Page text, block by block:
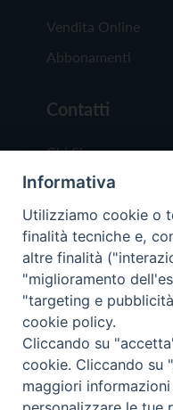
Vendita Online
Abbonamenti
Contatti
Chi Siamo
Redazione
Scrivici
Copyright ©
Trentina Editrice
Privacy Policy
Informativa
Utilizziamo cookie o
finalità tecniche e,
altre finalità
"miglioramento
"targeting e
cookie policy.
Cliccando su
cookie. Cliccando su
maggiori